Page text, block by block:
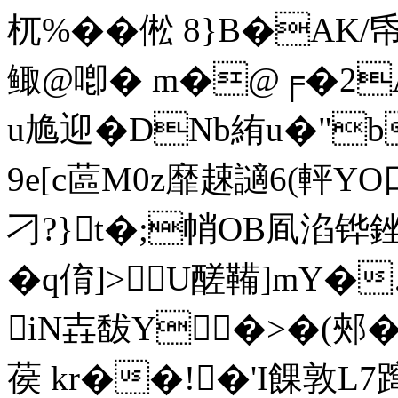
杌 %��倯
鲰@喞�
u尯迎� DNb絠u�"b
9e[c蓲M0z靡趚讁6(軯
刁?}t�;帩OB凮淊铧
�q俼]>U醝鞴]mY�
iN壵馛Y�>�(郟
葔 kr��!�'I餜敦L7